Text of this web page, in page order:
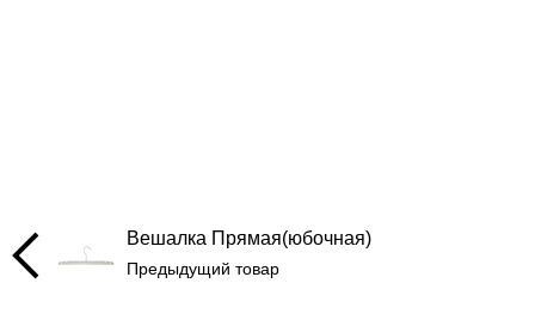
Вешалка Прямая(юбочная)
Предыдущий товар